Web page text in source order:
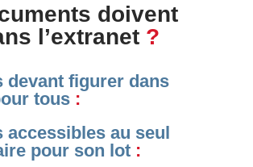
doivent
l’extranet ?
devant figurer dans
tous :
accessibles au seul
pour son lot :